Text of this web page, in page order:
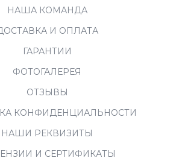
НАША КОМАНДА
И ОПЛАТА
ГАРАНТИИ
ФОТОГАЛЕРЕЯ
ОТЗЫВЫ
КОНФИДЕНЦИАЛЬНОСТИ
НАШИ РЕКВИЗИТЫ
И СЕРТИФИКАТЫ